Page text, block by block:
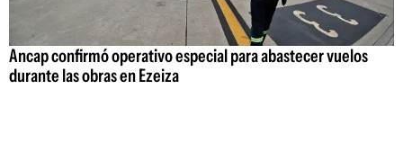
Ancap confirmó operativo especial para abastecer vuelos
durante las obras en Ezeiza